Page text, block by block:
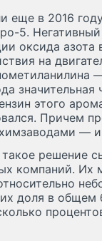
еще в 2016
5.
оксида азота
на
этого
Причем
—
решение
компаний. Их
доля в общем